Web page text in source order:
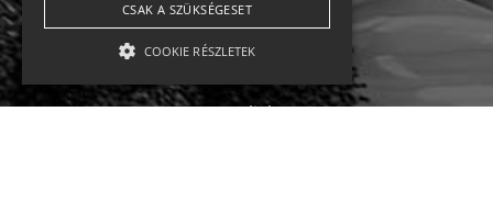
Jogi nyilatkozat
English
CSAK A SZÜKSÉGESET
COOKIE RÉSZLETEK